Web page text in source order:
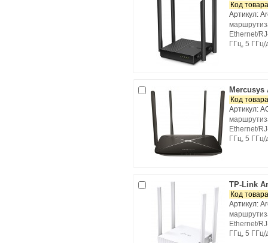
Код
Артикул:
Ethernet/
ГГц, 5
Mercusys
Код
Артикул:
Ethernet/
ГГц, 5
TP-Link
Код
Артикул:
Ethernet/
ГГц, 5